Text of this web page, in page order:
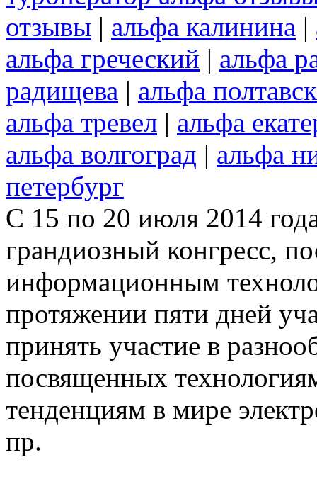
отзывы | альфа калинина |
альфа греческий | альфа
радищева | альфа
альфа тревел | альфа
альфа волгоград | альфа
петербург
С 15 по 20 июля 2014
грандиозный конгресс,
информационным
протяжении пяти дней
принять участие в
посвященных
тенденциям в мире
пр.